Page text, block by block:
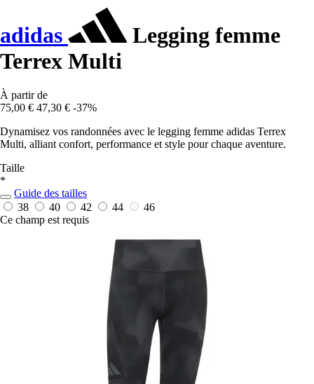
adidas
Legging femme
Terrex Multi
À partir de
75,00 € 47,30 € -37%
Dynamisez vos randonnées avec le legging femme adidas Terrex
Multi, alliant confort, performance et style pour chaque aventure.
Taille
*
Guide des tailles
38
40 42 44
46
Ce champ est requis